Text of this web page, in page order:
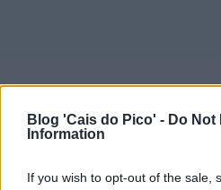
Blog 'Cais do Pico' - Do Not
Information
If you wish to opt-out of the sale,